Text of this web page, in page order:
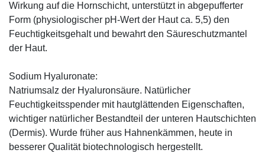
Wirkung auf die Hornschicht, unterstützt in abgepufferter
Form (physiologischer pH-Wert der Haut ca. 5,5) den
Feuchtigkeitsgehalt und bewahrt den Säureschutzmantel
der Haut.
Sodium Hyaluronate:
Natriumsalz der Hyaluronsäure. Natürlicher
Feuchtigkeitsspender mit hautglättenden Eigenschaften,
wichtiger natürlicher Bestandteil der unteren Hautschichten
(Dermis). Wurde früher aus Hahnenkämmen, heute in
besserer Qualität biotechnologisch hergestellt.